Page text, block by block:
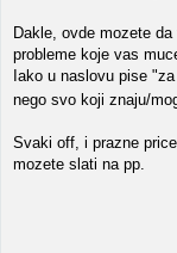
Dakle, ovde mozete
probleme koje vas
Iako u naslovu pise
nego svo koji znaju/
Svaki off, i prazne
mozete slati na pp.